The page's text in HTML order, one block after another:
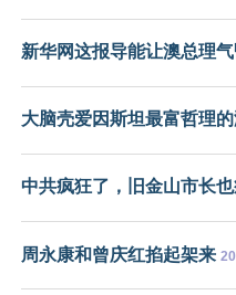
新华网这报导能让澳总理
大脑壳爱因斯坦最富哲理
中共疯狂了，旧金山市长
周永康和曾庆红掐起架来